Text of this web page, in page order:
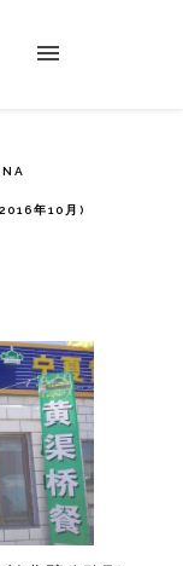
年10月)